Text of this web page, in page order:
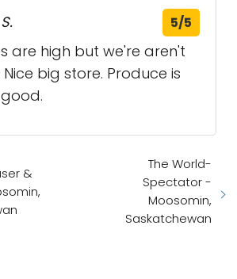
5/5
are high but we're aren't
Nice big store. Produce is
&
The World-
Spectator -
Moosomin,
Saskatchewan